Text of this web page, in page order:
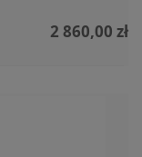
2 860,00 zł